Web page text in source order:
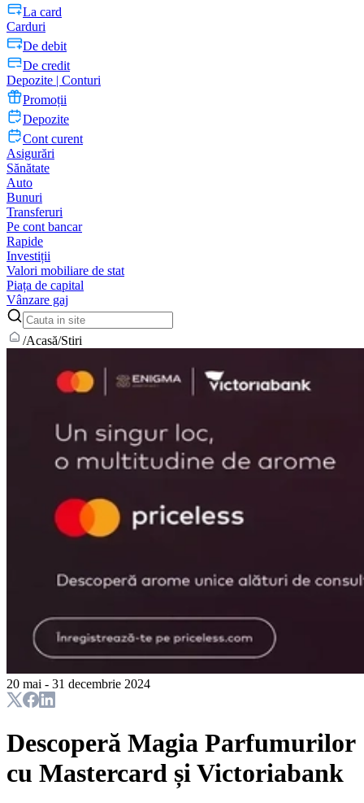
La card
Carduri
De debit
De credit
Depozite | Conturi
Promoții
Depozite
Cont curent
Asigurări
Sănătate
Auto
Bunuri
Transferuri
Pe cont bancar
Rapide
Investiții
Valori mobiliare de stat
Piața de capital
Vânzare gaj
/Acasă/Stiri
20 mai - 31 decembrie 2024
Descoperă Magia Parfumurilor
cu Mastercard și Victoriabank